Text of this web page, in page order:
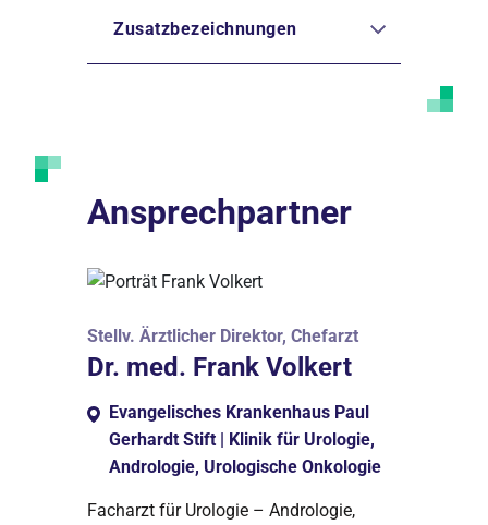
Zusatzbezeichnungen
Ansprechpartner
Stellv. Ärztlicher Direktor, Chefarzt
Dr. med. Frank Volkert
Evangelisches Krankenhaus Paul
Gerhardt Stift | Klinik für Urologie,
Andrologie, Urologische Onkologie
Facharzt für Urologie – Andrologie,